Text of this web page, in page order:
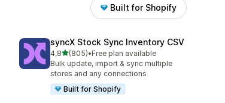
Built for Shopify
syncX Stock Sync Inventory CSV
4,8stelle su 5
(805)
805 recensioni totali
•Free plan available
Bulk update, import & sync multiple
stores and any connections
Built for Shopify